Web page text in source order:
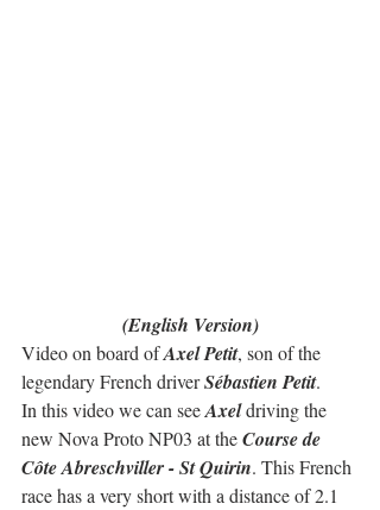
(English Version)
Video on board of Axel Petit, son of the
legendary French driver Sébastien Petit.
In this video we can see Axel driving the
new Nova Proto NP03 at the Course de
Côte Abreschviller - St Quirin. This French
race has a very short with a distance of 2.1